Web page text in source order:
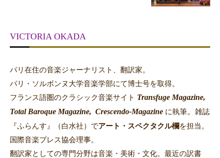
VICTORIA OKADA
パリ在住の音楽ジャーナリスト、翻訳家。
パリ・ソルボンヌ大学音楽学部にて博士号を取得。
フランス語圏のクラシック音楽サイト Transfuge Magazine,
Total Baroque Magazine, Crescendo-Magazine に執筆。 雑誌
『ふらんす』（白水社）でアート・スペクタクル欄を担当。
国際音楽プレス協会理事。
翻訳家としての専門分野は音楽・美術・文化。最近の訳書